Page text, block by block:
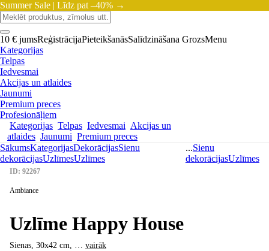
Summer Sale | Līdz pat –40% →
10 € jumsReģistrācijaPieteikšanāsSalīdzināšana GrozsMenu
Kategorijas
Telpas
Iedvesmai
Akcijas un atlaides
Jaunumi
Premium preces
Profesionāļiem
Kategorijas Telpas Iedvesmai Akcijas un
atlaides Jaunumi Premium preces
SākumsKategorijasDekorācijasSienu
dekorācijasUzlīmesUzlīmes
...Sienu
dekorācijasUzlīmes
ID: 92267
Ambiance
Uzlīme Happy House
Sienas, 30x42 cm, … vairāk